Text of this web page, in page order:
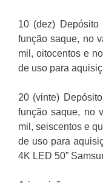
10 (dez)
função saque, no
mil, oitocentos e
de uso para
20 (vinte)
função saque, no
mil, seiscentos e
de uso para
4K LED 50”